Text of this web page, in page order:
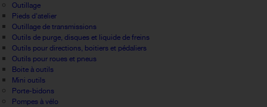
Outillage
Pieds d'atelier
Outillage de transmissions
Outils de purge, disques et liquide de freins
Outils pour directions, boitiers et pédaliers
Outils pour roues et pneus
Boite à outils
Mini outils
Porte-bidons
Pompes à vélo